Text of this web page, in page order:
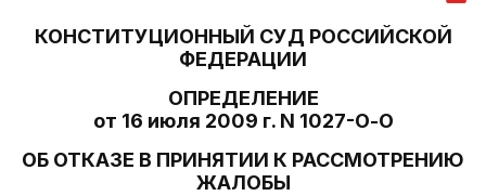
КОНСТИТУЦИОННЫЙ СУД РОССИЙСКОЙ
ФЕДЕРАЦИИ
ОПРЕДЕЛЕНИЕ
от 16 июля 2009 г. N 1027-О-О
ОБ ОТКАЗЕ В ПРИНЯТИИ К РАССМОТРЕНИЮ
ЖАЛОБЫ